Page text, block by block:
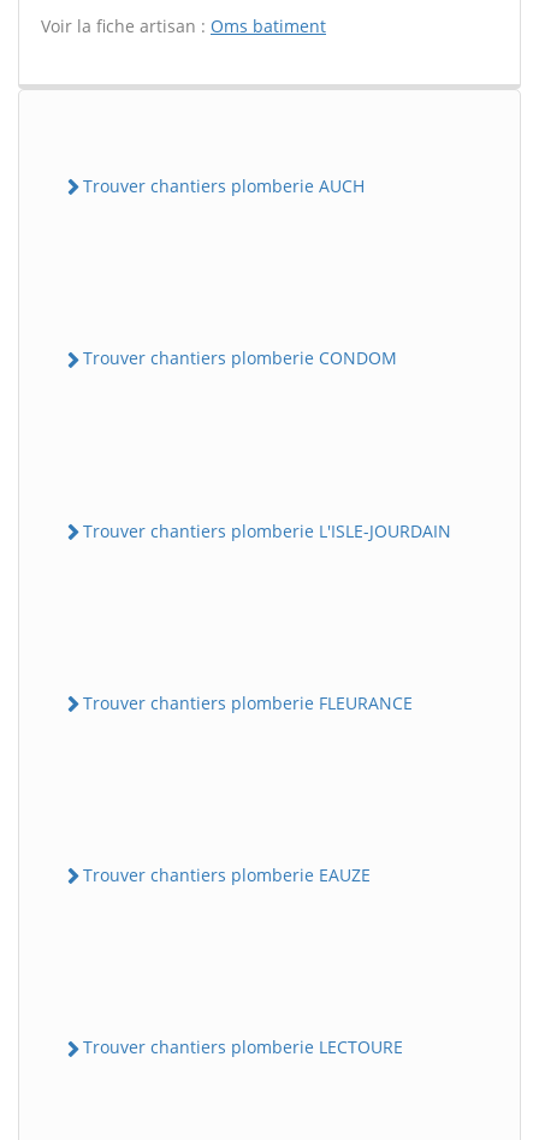
Voir la fiche artisan : Oms batiment
Trouver chantiers plomberie AUCH
Trouver chantiers plomberie CONDOM
Trouver chantiers plomberie L'ISLE-JOURDAIN
Trouver chantiers plomberie FLEURANCE
Trouver chantiers plomberie EAUZE
Trouver chantiers plomberie LECTOURE